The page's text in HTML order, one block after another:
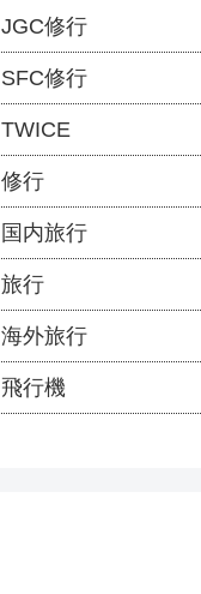
JGC修行
SFC修行
TWICE
修行
国内旅行
旅行
海外旅行
飛行機